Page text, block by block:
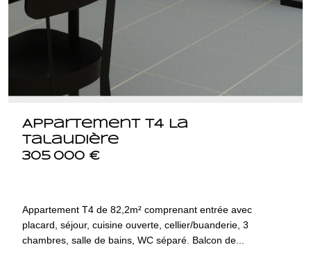
Appartement T4 La
Talaudière
305 000 €
Appartement T4 de 82,2m² comprenant entrée avec
placard, séjour, cuisine ouverte, cellier/buanderie, 3
chambres, salle de bains, WC séparé. Balcon de...